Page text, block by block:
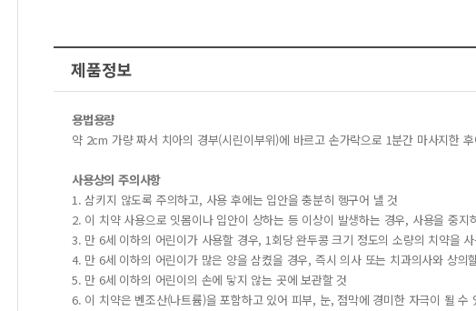
제품정보
용법용량
약 2cm 가량 짜서 치아의 경부(시린이부위)에 바르고 손가락으로 1분간 마사지한
사용상의 주의사항
1. 삼키지 않도록 주의하고, 사용 후에는 입안을 충분히 헹구어 낼 것
2. 이 치약 사용으로 잇몸이나 입안이 상하는 등 이상이 발생하는 경우, 사용을 중지
3. 만 6세 이하의 어린이가 사용할 경우, 1회당 완두콩 크기 정도의 소량의 치약을
4. 만 6세 이하의 어린이가 많은 양을 삼켰을 경우, 즉시 의사 또는 치과의사와 상의
5. 만 6세 이하의 어린이의 손에 닿지 않는 곳에 보관할 것
6. 이 치약은 벤조산(나트륨)을 포함하고 있어 피부, 눈, 점막에 경미한 자극이 될 수